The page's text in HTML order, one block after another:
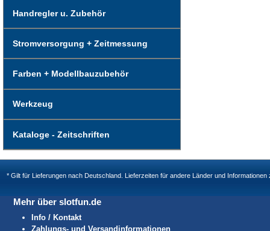
Handregler u. Zubehör
Stromversorgung + Zeitmessung
Farben + Modellbauzubehör
Werkzeug
Kataloge - Zeitschriften
* Gilt für Lieferungen nach Deutschland. Lieferzeiten für andere Länder und
Mehr über slotfun.de
Info / Kontakt
Zahlungs- und Versandinformationen